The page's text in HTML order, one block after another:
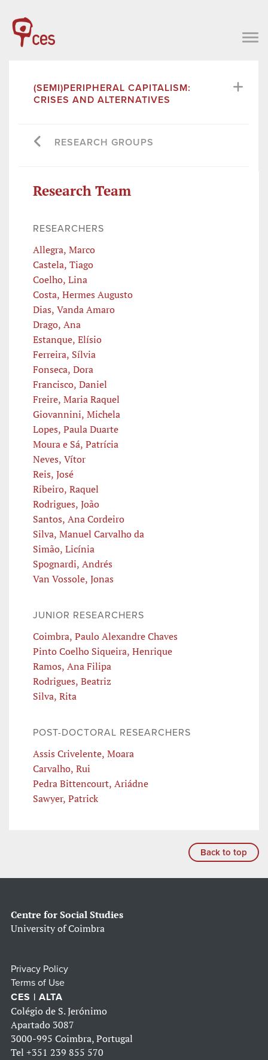
(SEMI)PERIPHERAL CAPITALISM:
CRISES AND ALTERNATIVES
RESEARCH GROUPS
Research Team
RESEARCHERS
Allegra, Marco
Castela, Tiago
Coelho, Lina
Costa, Hermes Augusto
Dias, Vanda Amaro
Drago, Ana
Estanque, Elísio
Ferreira, Sílvia
Fonseca, Dora
Francisco, Daniel
Freire, Maria Raquel
Giovannini, Michela
Lopes, Paula Duarte
Moura e Sá, Patrícia
Neves, Vítor
Reis, José
Ribeiro, Raquel
Rodrigues, João
Santos, Ana Cordeiro
Silva, Manuel Carvalho da
Simão, Licínia
Spognardi, Andrés
Van Vossole, Jonas
JUNIOR RESEARCHERS
Coimbra, Paulo Alexandre Chaves
Pinto Coelho Siqueira, Henrique
Ramos, Ana Filipa
Rodrigues, Beatriz
Silva, Rita
POST-DOCTORAL RESEARCHERS
Assis Crivelente, Moara
Carvalho, Rui
Pedra Bittencourt, Ariádne
Sawyer, Patrick
Back to top
Centre for Social Studies
University of Coimbra
Privacy Policy
Terms of Use
CES | ALTA
Colégio de S. Jerónimo
Apartado 3087
3000-995 Coimbra, Portugal
Tel +351 239 855 570